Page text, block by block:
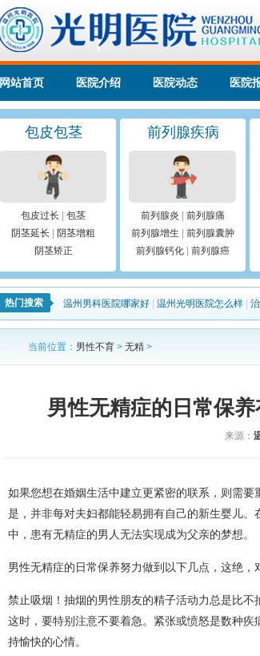
网站首页 医院介绍 医院动态 医院
包皮包茎
包皮过长
包茎
阴茎延长
阴茎增粗
阴茎矫正
前列腺疾病
前列腺炎
前列腺痛
前列腺增生
前列腺囊肿
前列腺钙化
前列腺癌
热门搜索 温州男科医院哪家好 温州光明医院怎么样
当前位置： 男性不育 > 无精 >
男性无精症的日常保
来源：
如果您想在婚姻生活中建立更紧密的联系，则需
是，并非每对夫妇都能轻易拥有自己的新生婴儿
中，患有无精症的男人无法实现成为父亲的梦想。
男性无精症的日常保养努力做到以下几点，这绝，
禁止吸烟！抽烟的男性朋友的精子活动力总是比不
这时，要特别注意不要着急。紧张或愤怒是数种
持愉快的心情。